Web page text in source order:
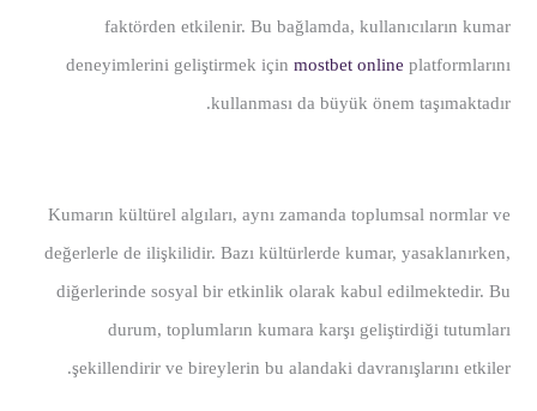
faktörden etkilenir. Bu bağlamda, kullanıcıların kumar
deneyimlerini geliştirmek için mostbet online platformlarını
kullanması da büyük önem taşımaktadır.
Kumarın kültürel algıları, aynı zamanda toplumsal normlar ve
değerlerle de ilişkilidir. Bazı kültürlerde kumar, yasaklanırken,
diğerlerinde sosyal bir etkinlik olarak kabul edilmektedir. Bu
durum, toplumların kumara karşı geliştirdiği tutumları
şekillendirir ve bireylerin bu alandaki davranışlarını etkiler.